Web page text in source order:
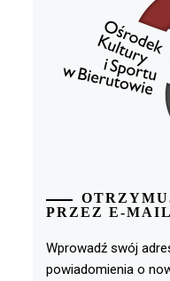
PRZEZ E-MAIL
Wprowadź swój
powiadomienia o